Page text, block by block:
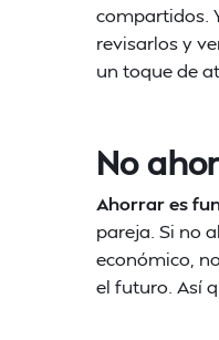
compartidos.
revisarlos y
un toque de
No
Ahorrar es
pareja. Si no
económico,
el futuro. Así